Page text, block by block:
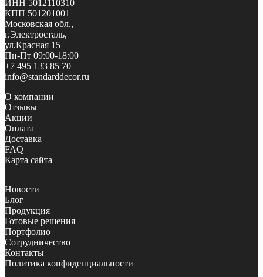
ИНН 5012110310
КПП 501201001
Московская обл.,
г.Электросталь,
ул.Красная 15
Пн-Пт 09:00-18:00
+7 495 133 85 70
info@standarddecor.ru
О компании
Отзывы
Акции
Оплата
Доставка
FAQ
Карта сайта
Новости
Блог
Продукция
Готовые решения
Портфолио
Сотрудничество
Контакты
Политика конфиденциальности